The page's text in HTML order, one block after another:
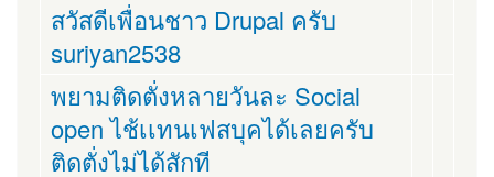
สวัสดีเพื่อนชาว Drupal ครับ
suriyan2538
พยามติดตั่งหลายวันละ Social
open ไช้เเทนเฟสบุคได้เลยครับ
ติดตั่งไม่ได้สักที